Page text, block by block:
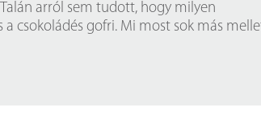
arról sem tudott, hogy milyen
a csokoládés gofri. Mi most sok más